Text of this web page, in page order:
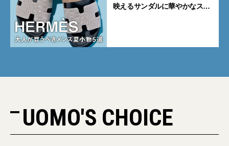
映えるサンダルに華やかなス
UOMO'S CHOICE